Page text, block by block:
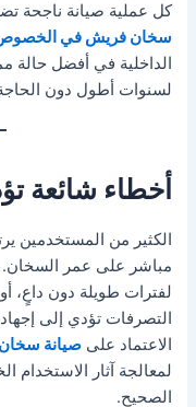
كل عملية صيانة ناجحة
سخان فريش في
الداخلية في أفضل حالة
لسنوات أطول دون
أخطاء شائعة
الكثير من المستخدمين
مباشر على عمر السخان.
لفترات طويلة دون داعٍ،
التصرفات تؤدي إلى
الاعتماد علىصيانة
لمعالجة آثار الاستخدام
الصحيح.